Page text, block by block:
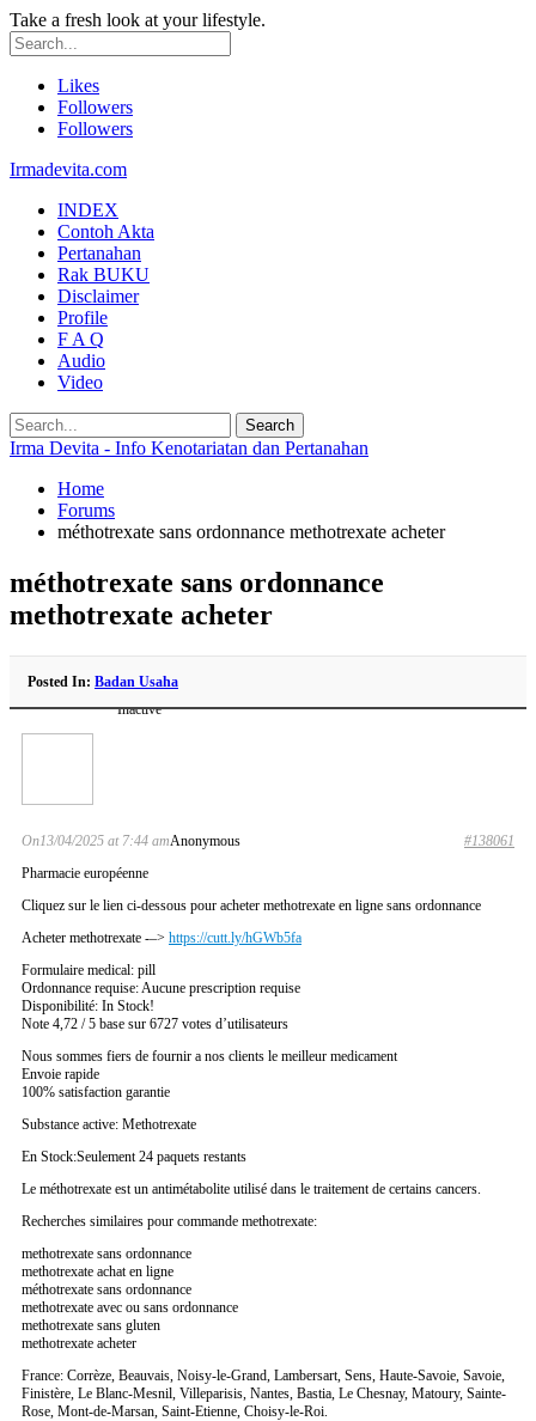
Take a fresh look at your lifestyle.
Likes
Followers
Followers
Irmadevita.com
INDEX
Contoh Akta
Pertanahan
Rak BUKU
Disclaimer
Profile
F A Q
Audio
Video
Irma Devita - Info Kenotariatan dan Pertanahan
Home
Forums
méthotrexate sans ordonnance methotrexate acheter
méthotrexate sans ordonnance
methotrexate acheter
Posted In: Badan Usaha
Inactive
Anonymous
On13/04/2025 at 7:44 am
#138061
Pharmacie européenne
Cliquez sur le lien ci-dessous pour acheter methotrexate en ligne sans ordonnance
Acheter methotrexate -–> https://cutt.ly/hGWb5fa
Formulaire medical: pill
Ordonnance requise: Aucune prescription requise
Disponibilité: In Stock!
Note 4,72 / 5 base sur 6727 votes d’utilisateurs
Nous sommes fiers de fournir a nos clients le meilleur medicament
Envoie rapide
100% satisfaction garantie
Substance active: Methotrexate
En Stock:Seulement 24 paquets restants
Le méthotrexate est un antimétabolite utilisé dans le traitement de certains cancers.
Recherches similaires pour commande methotrexate:
methotrexate sans ordonnance
methotrexate achat en ligne
méthotrexate sans ordonnance
methotrexate avec ou sans ordonnance
methotrexate sans gluten
methotrexate acheter
France: Corrèze, Beauvais, Noisy-le-Grand, Lambersart, Sens, Haute-Savoie, Savoie,
Finistère, Le Blanc-Mesnil, Villeparisis, Nantes, Bastia, Le Chesnay, Matoury, Sainte-
Rose, Mont-de-Marsan, Saint-Etienne, Choisy-le-Roi.